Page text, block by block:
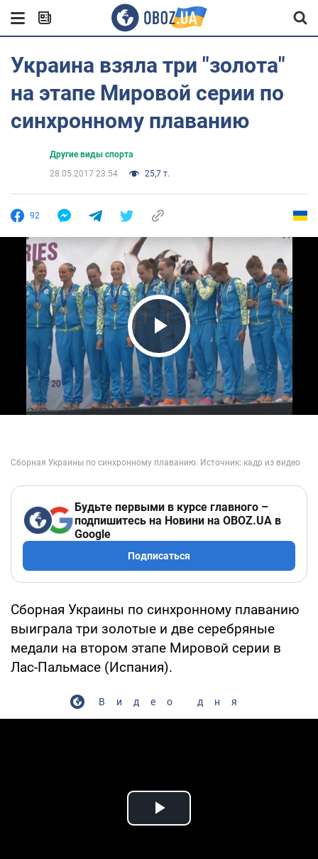
Украина взяла три "золота"
на этапе Мировой серии по
синхронному плаванию
Другие виды спорта
28.05.2017 23:54
25,7 т.
92
Play Video
Будьте первыми в курсе главного –
подпишитесь на Новини на OBOZ.UA в
Google
Подписаться
Сборная Украины по синхронному плаванию
выиграла три золотые и две серебряные
медали на втором этапе Мировой серии в
Лас-Пальмасе (Испания).
Видео дня
Play Video